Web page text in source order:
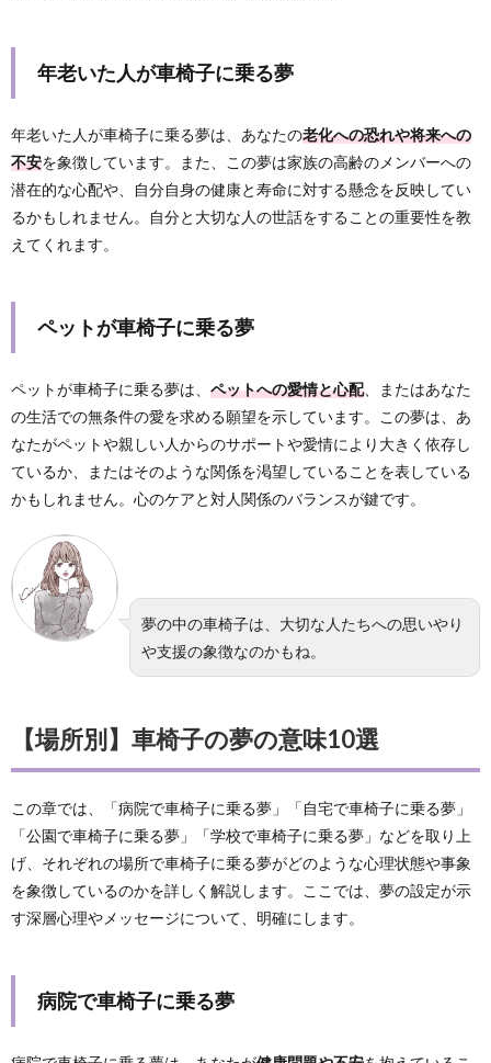
年老いた人が車椅子に乗る夢
年老いた人が車椅子に乗る夢は、あなたの老化への恐れや将来への
不安を象徴しています。また、この夢は家族の高齢のメンバーへの
潜在的な心配や、自分自身の健康と寿命に対する懸念を反映してい
るかもしれません。自分と大切な人の世話をすることの重要性を教
えてくれます。
ペットが車椅子に乗る夢
ペットが車椅子に乗る夢は、 ペットへの愛情と心配、またはあなた
の生活での無条件の愛を求める願望を示しています。この夢は、あ
なたがペットや親しい人からのサポートや愛情により大きく依存し
ているか、またはそのような関係を渇望していることを表している
かもしれません。心のケアと対人関係のバランスが鍵です。
夢の中の車椅子は、大切な人たちへの思いやり
や支援の象徴なのかもね。
【場所別】車椅子の夢の意味10選
この章では、「病院で車椅子に乗る夢」「自宅で車椅子に乗る夢」
「公園で車椅子に乗る夢」「学校で車椅子に乗る夢」などを取り上
げ、それぞれの場所で車椅子に乗る夢がどのような心理状態や事象
を象徴しているのかを詳しく解説します。ここでは、夢の設定が示
す深層心理やメッセージについて、明確にします。
病院で車椅子に乗る夢